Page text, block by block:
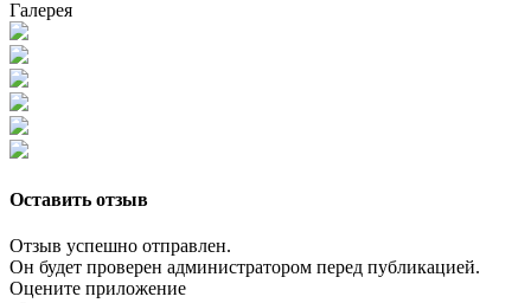
Галерея
Оставить отзыв
Отзыв успешно отправлен.
Он будет проверен администратором перед публикацией.
Оцените приложение